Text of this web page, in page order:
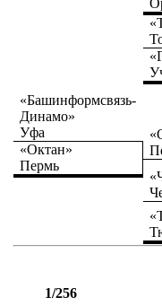
«Башинформсвязь-
Динамо»
Уфа
«Октан»
Пермь
1/256